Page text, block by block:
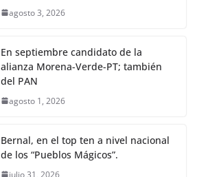
agosto 3, 2026
En septiembre candidato de la
alianza Morena-Verde-PT; también
del PAN
agosto 1, 2026
Bernal, en el top ten a nivel nacional
de los “Pueblos Mágicos”.
julio 31, 2026